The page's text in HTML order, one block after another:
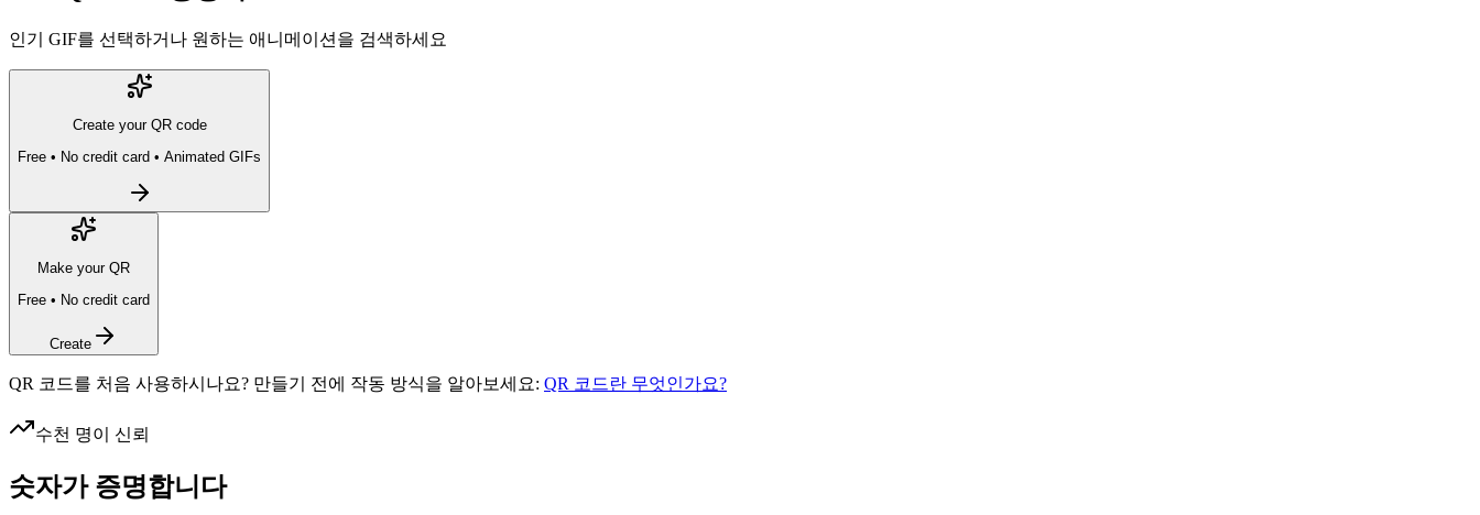
인기 GIF를 선택하거나 원하는 애니메이션을 검색하세요
Create your QR code
Free • No credit card • Animated GIFs
Make your QR
Free • No credit card
Create
QR 코드를 처음 사용하시나요? 만들기 전에 작동 방식을 알아보세요: QR 코드란 무엇인가요?
수천 명이 신뢰
숫자가 증명합니다